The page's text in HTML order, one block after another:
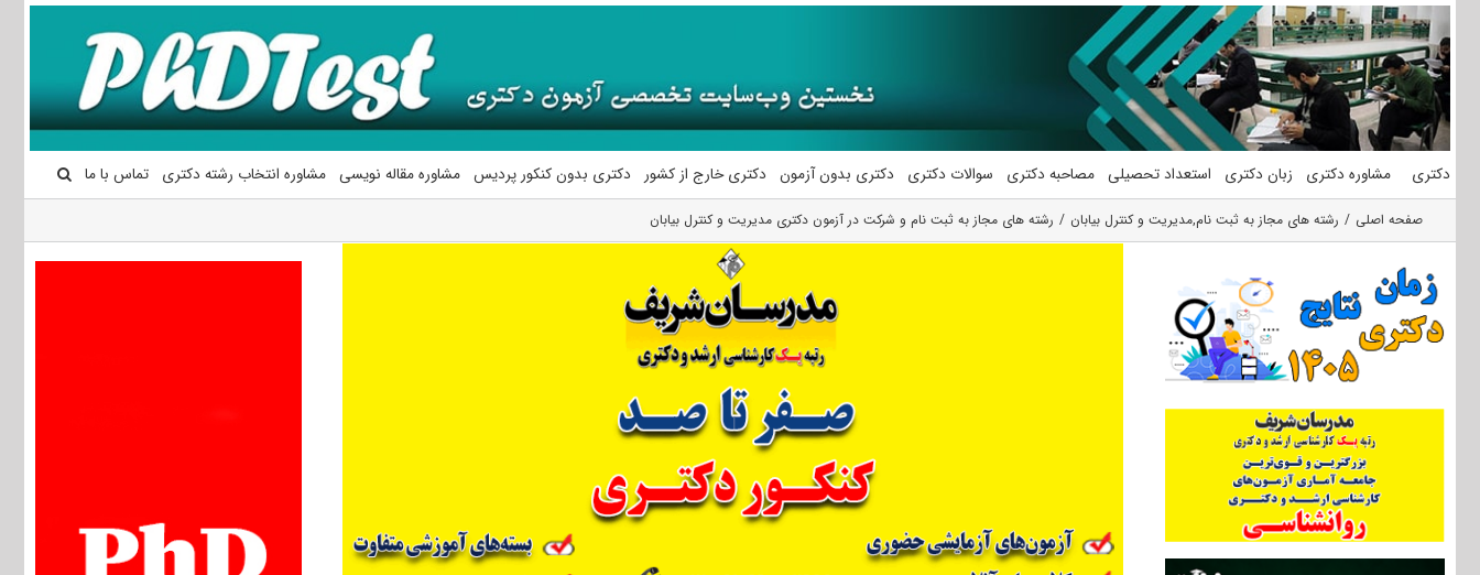
محتوا
دکتری مشاوره دکتری زبان دکتری استعداد تحصیلی مصاحبه دکتری سوالات دکتری دکتری بدون آزمون دکتری خارج از کشور دکتری بدون کنکور پردیس مشاوره مقاله نویسی مشاوره انتخاب رشته دکتری تماس با ما
صفحه اصلی رشته های مجاز به ثبت نام,مديريت و كنترل بيابان رشته های مجاز به ثبت نام و شرکت در آزمون دکتری مدیریت و کنترل بیابان